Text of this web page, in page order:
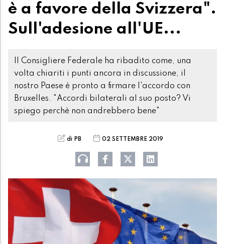
è a favore della Svizzera".
Sull'adesione all'UE...
Il Consigliere Federale ha ribadito come, una
volta chiariti i punti ancora in discussione, il
nostro Paese è pronto a firmare l'accordo con
Bruxelles. "Accordi bilaterali al suo posto? Vi
spiego perchè non andrebbero bene"
di PB 02 SETTEMBRE 2019